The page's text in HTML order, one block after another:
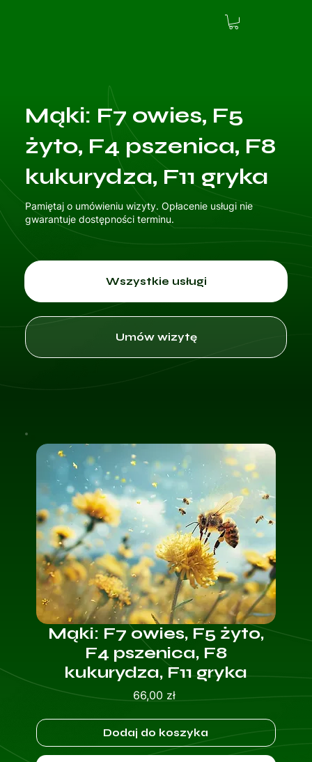
Mąki: F7 owies, F5
żyto, F4 pszenica, F8
kukurydza, F11 gryka
Pamiętaj o umówieniu wizyty. Opłacenie usługi nie
gwarantuje dostępności terminu.
Wszystkie usługi
Umów wizytę
Mąki: F7 owies, F5 żyto,
F4 pszenica, F8
kukurydza, F11 gryka
66,00 złCena
Dodaj do koszyka